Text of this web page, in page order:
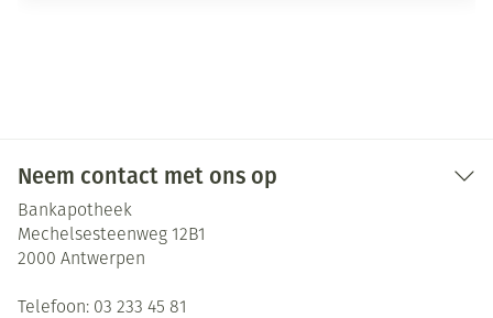
Neem contact met ons op
Bankapotheek
Mechelsesteenweg 12B1
2000 Antwerpen
Telefoon: 03 233 45 81